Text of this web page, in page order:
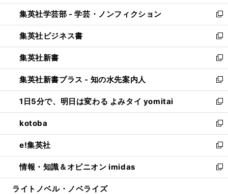
開
く
ウ
で
開
く
ン
ド
ウ
で
開
く
ウ
ィ
ン
ド
ウ
で
開
く
集英社学芸部 - 学芸・ノンフィクション
新
し
い
ウ
ィ
ン
ド
ウ
で
開
く
集英社ビジネス書
新
し
い
ウ
ィ
ン
ド
ウ
で
開
く
集英社新書
新
し
い
ウ
ィ
ン
ド
ウ
で
開
く
集英社新書プラス - 知の水先案内人
新
し
い
ウ
ィ
ン
ド
ウ
で
開
1日5分で、明日は変わる よみタイ yomitai
新
し
い
ウ
ィ
ン
ド
ウ
kotoba
新
し
い
ウ
ィ
ン
e!集英社
新
し
い
ウ
情報・知識＆オピニオン imidas
新
し
ライトノベル・ノベライズ